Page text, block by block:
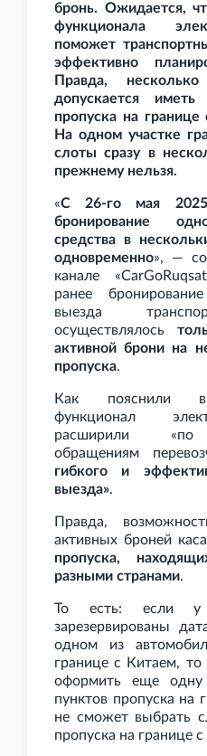
бронь. Ожидается,
функционала
поможет
эффективно
Правда,
допускается
пропуска на
На одном участке
слоты сразу в
прежнему нельзя.
«С 26-го мая
бронирование
средства в
одновременно», —
канале
ранее
выезда
осуществлялось
активной брони на
пропуска.
Как пояснили в
функционал
расширили «по
обращениям
гибкого и
выезда».
Правда,
активных броней
пропуска,
разными странами.
То есть: если у
зарезервированы
одном из
границе с Китаем,
оформить еще
пунктов пропуска на
не сможет выбрать
пропуска на границе